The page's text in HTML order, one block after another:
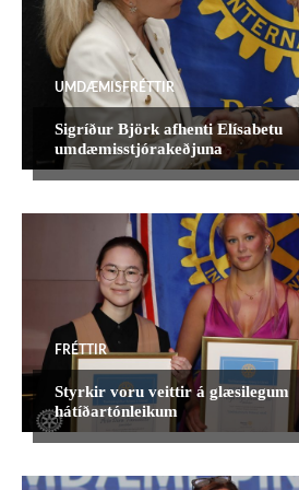
UMDÆMISFRÉTTIR
Sigríður Björk afhenti Elísabetu
umdæmisstjórakeðjuna
FRÉTTIR
Styrkir voru veittir á glæsilegum
hátíðartónleikum